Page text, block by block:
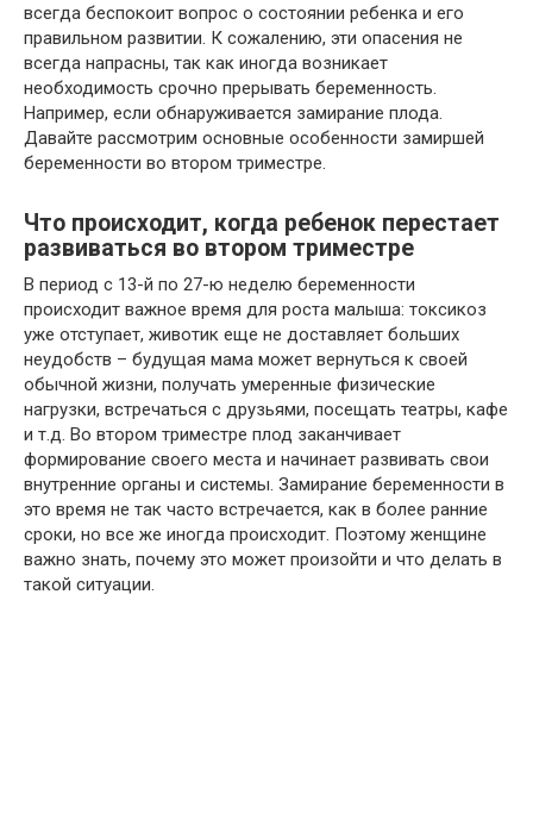
всегда беспокоит вопрос о состоянии ребенка и его
правильном развитии. К сожалению, эти опасения не
всегда напрасны, так как иногда возникает
необходимость срочно прерывать беременность.
Например, если обнаруживается замирание плода.
Давайте рассмотрим основные особенности замиршей
беременности во втором триместре.
Что происходит, когда ребенок перестает
развиваться во втором триместре
В период с 13-й по 27-ю неделю беременности
происходит важное время для роста малыша: токсикоз
уже отступает, животик еще не доставляет больших
неудобств – будущая мама может вернуться к своей
обычной жизни, получать умеренные физические
нагрузки, встречаться с друзьями, посещать театры, кафе
и т.д. Во втором триместре плод заканчивает
формирование своего места и начинает развивать свои
внутренние органы и системы. Замирание беременности в
это время не так часто встречается, как в более ранние
сроки, но все же иногда происходит. Поэтому женщине
важно знать, почему это может произойти и что делать в
такой ситуации.